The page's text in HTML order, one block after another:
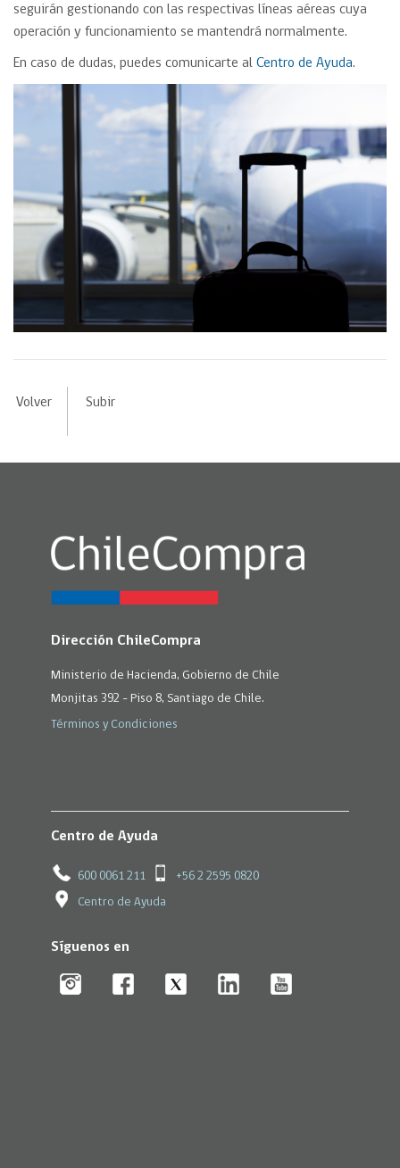
seguirán gestionando con las respectivas líneas aéreas cuya
operación y funcionamiento se mantendrá normalmente.
En caso de dudas, puedes comunicarte al Centro de Ayuda.
Volver Subir
Dirección ChileCompra
Ministerio de Hacienda, Gobierno de Chile
Monjitas 392 - Piso 8, Santiago de Chile.
Términos y Condiciones
Centro de Ayuda
600 0061 211 +56 2 2595 0820
Centro de Ayuda
Síguenos en